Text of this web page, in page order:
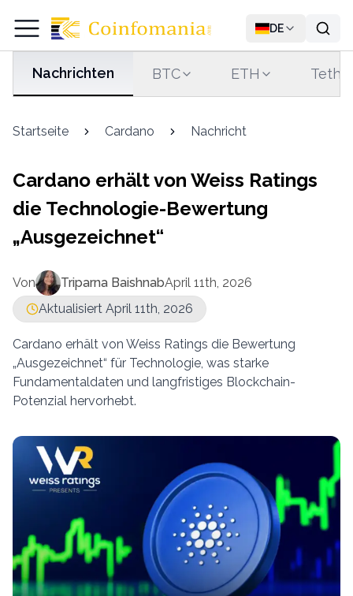
DE
Nachrichten BTC ETH
Startseite Cardano Nachricht
Cardano erhält von Weiss Ratings
die Technologie-Bewertung
„Ausgezeichnet“
Von Triparna BaishnabApril 11th, 2026
Aktualisiert April 11th, 2026
Cardano erhält von Weiss Ratings die Bewertung
„Ausgezeichnet“ für Technologie, was starke
Fundamentaldaten und langfristiges Blockchain-
Potenzial hervorhebt.